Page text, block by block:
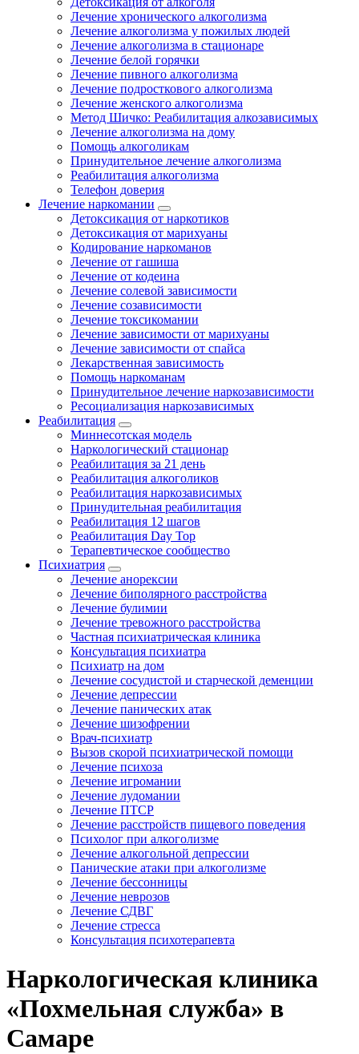
Лечение хронического алкоголизма
Лечение алкоголизма у пожилых людей
Лечение алкоголизма в стационаре
Лечение белой горячки
Лечение пивного алкоголизма
Лечение подросткового алкоголизма
Лечение женского алкоголизма
Метод Шичко: Реабилитация алкозависимых
Лечение алкоголизма на дому
Помощь алкоголикам
Принудительное лечение алкоголизма
Реабилитация алкоголизма
Телефон доверия
Лечение наркомании
Детоксикация от наркотиков
Детоксикация от марихуаны
Кодирование наркоманов
Лечение от гашиша
Лечение от кодеина
Лечение солевой зависимости
Лечение созависимости
Лечение токсикомании
Лечение зависимости от марихуаны
Лечение зависимости от спайса
Лекарственная зависимость
Помощь наркоманам
Принудительное лечение наркозависимости
Ресоциализация наркозависимых
Реабилитация
Миннесотская модель
Наркологический стационар
Реабилитация за 21 день
Реабилитация алкоголиков
Реабилитация наркозависимых
Принудительная реабилитация
Реабилитация 12 шагов
Реабилитация Day Top
Терапевтическое сообщество
Психиатрия
Лечение анорексии
Лечение биполярного расстройства
Лечение булимии
Лечение тревожного расстройства
Частная психиатрическая клиника
Консультация психиатра
Психиатр на дом
Лечение сосудистой и старческой деменции
Лечение депрессии
Лечение панических атак
Лечение шизофрении
Врач-психиатр
Вызов скорой психиатрической помощи
Лечение психоза
Лечение игромании
Лечение лудомании
Лечение ПТСР
Лечение расстройств пищевого поведения
Психолог при алкоголизме
Лечение алкогольной депрессии
Панические атаки при алкоголизме
Лечение бессонницы
Лечение неврозов
Лечение СДВГ
Лечение стресса
Консультация психотерапевта
Наркологическая клиника
«Похмельная служба» в
Самаре